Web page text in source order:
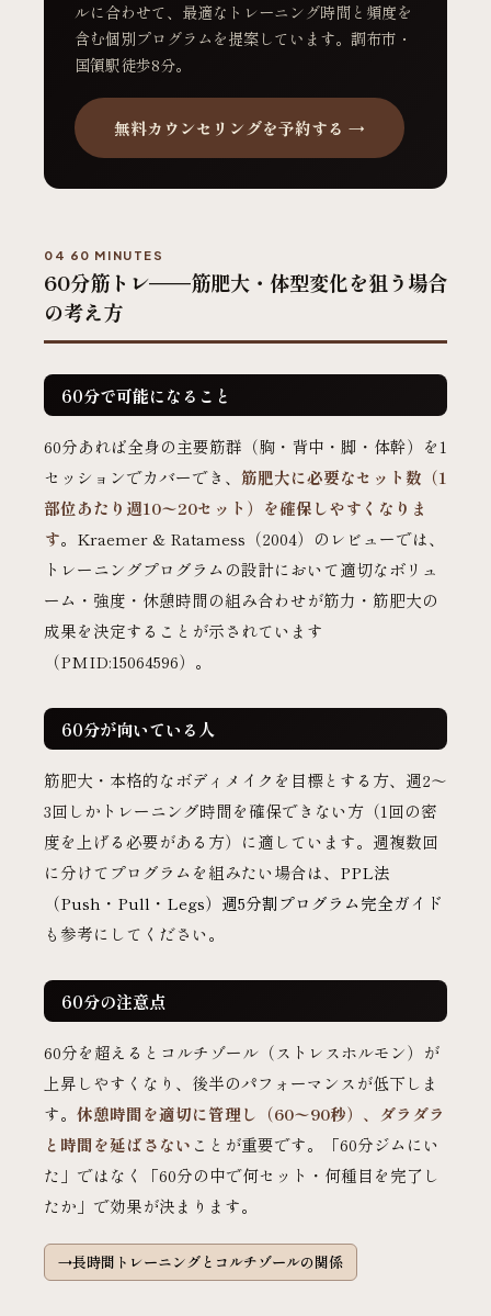
ルに合わせて、最適なトレーニング時間と頻度を
含む個別プログラムを提案しています。調布市・
国領駅徒歩8分。
無料カウンセリングを予約する →
04 60 MINUTES
60分筋トレ——筋肥大・体型変化を狙う場合
の考え方
60分で可能になること
60分あれば全身の主要筋群（胸・背中・脚・体幹）を1
セッションでカバーでき、 筋肥大に必要なセット数（1
部位あたり週10〜20セット）を確保しやすくなりま
す。Kraemer & Ratamess（2004）のレビューでは、
トレーニングプログラムの設計において適切なボリュ
ーム・強度・休憩時間の組み合わせが筋力・筋肥大の
成果を決定することが示されています
（PMID:15064596）。
60分が向いている人
筋肥大・本格的なボディメイクを目標とする方、週2〜
3回しかトレーニング時間を確保できない方（1回の密
度を上げる必要がある方）に適しています。週複数回
に分けてプログラムを組みたい場合は、 PPL法
（Push・Pull・Legs）週5分割プログラム完全ガイド
も参考にしてください。
60分の注意点
60分を超えるとコルチゾール（ストレスホルモン）が
上昇しやすくなり、後半のパフォーマンスが低下しま
す。 休憩時間を適切に管理し（60〜90秒）、ダラダラ
と時間を延ばさない ことが重要です。「60分ジムにい
た」ではなく「60分の中で何セット・何種目を完了し
たか」で効果が決まります。
長時間トレーニングとコルチゾールの関係